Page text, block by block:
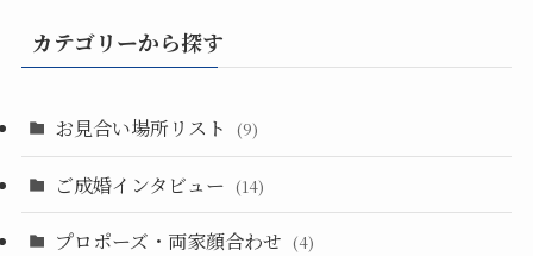
カテゴリーから探す
お見合い場所リスト (9)
ご成婚インタビュー (14)
プロポーズ・両家顔合わせ (4)